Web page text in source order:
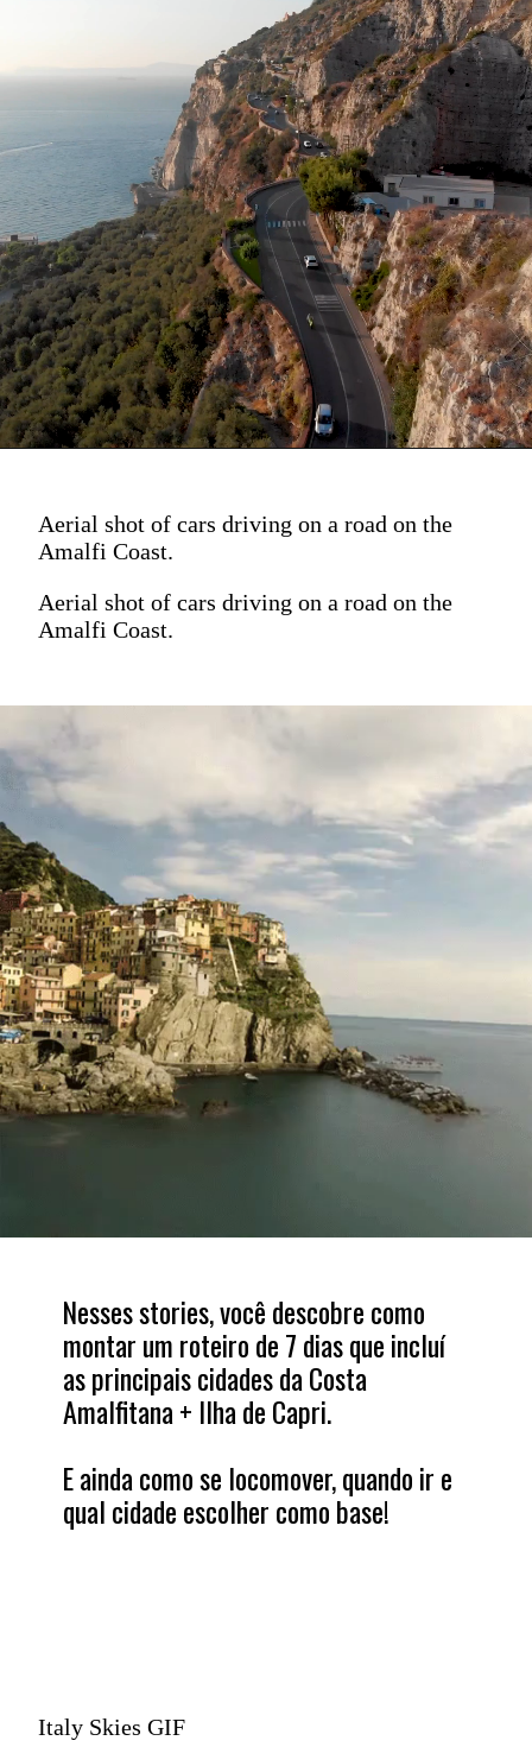
Aerial shot of cars driving on a road on the
Amalfi Coast.
Aerial shot of cars driving on a road on the
Amalfi Coast.
Nesses stories, você descobre como
montar um roteiro de 7 dias que incluí
as principais cidades da Costa
Amalfitana + Ilha de Capri.
E ainda como se locomover, quando ir e
qual cidade escolher como base!
Italy Skies GIF